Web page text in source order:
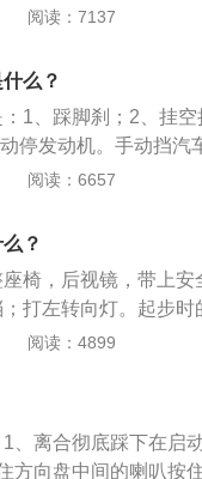
表现为车辆有冲撞感
过程中，要两快、两
快-慢-停-慢-快）离
些，逐渐向正确的使
的过程中，只要发
如果抬，车辆不是冲
阅读：7137
么？
1、踩脚刹；2、挂
停发动机。手动挡汽
4、挂一挡；5、慢放
溜车，离合松慢点，
续缓慢松离合就可以
阅读：6657
？
椅，后视镜，带上
打左转向灯。起步
并养成观察的良好习
着去完成，防止当汽
的平稳进行，防止发
档；车辆停止后，都
阅读：4899
、离合彻底踩下在启
方向盘中间的喇叭按